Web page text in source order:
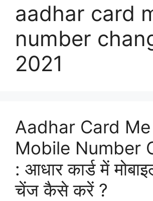
aadhar card
number
2021
Aadhar Card Me
Mobile Number
: आधार कार्ड में
चेंज कैसे करें ?